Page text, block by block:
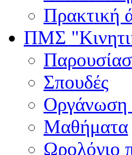
Πρακτική
ΠΜΣ
Σπουδές
Οργάνωση
Μαθήματα
Ωρολόγιο